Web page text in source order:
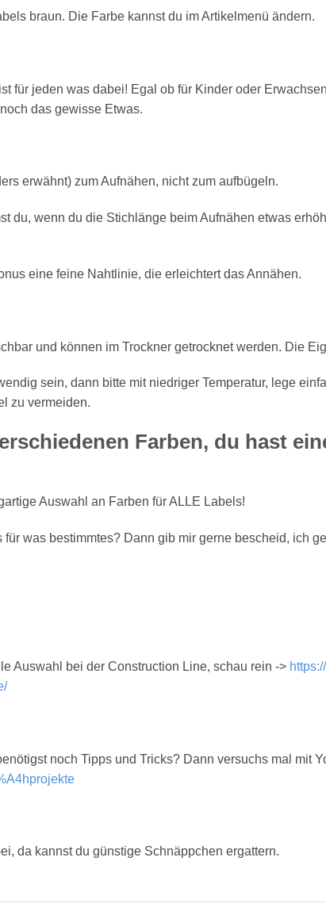
braun. Die Farbe kannst du im Artikelmenü ändern.
für jeden was dabei! Egal ob für Kinder oder
das gewisse Etwas.
erwähnt) zum Aufnähen, nicht zum aufbügeln.
du, wenn du die Stichlänge beim Aufnähen etwas
eine feine Nahtlinie, die erleichtert das Annähen.
und können im Trockner getrocknet werden. Die
sein, dann bitte mit niedriger Temperatur, lege
zu vermeiden.
Farben, du hast
Auswahl an Farben für ALLE Labels!
was bestimmtes? Dann gib mir gerne bescheid, ich
Auswahl bei der Construction Line, schau rein ->
noch Tipps und Tricks? Dann versuchs mal mit
da kannst du günstige Schnäppchen ergattern.